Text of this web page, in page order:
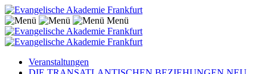
Menü
Veranstaltungen